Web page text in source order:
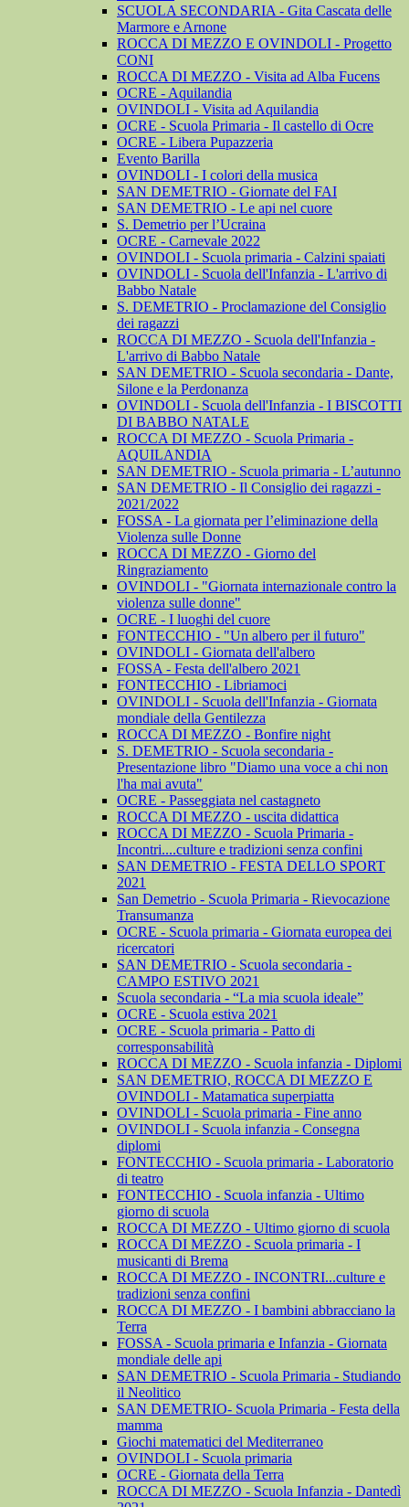
SCUOLA SECONDARIA - Gita Cascata delle
Marmore e Arnone
ROCCA DI MEZZO E OVINDOLI - Progetto
CONI
ROCCA DI MEZZO - Visita ad Alba Fucens
OCRE - Aquilandia
OVINDOLI - Visita ad Aquilandia
OCRE - Scuola Primaria - Il castello di Ocre
OCRE - Libera Pupazzeria
Evento Barilla
OVINDOLI - I colori della musica
SAN DEMETRIO - Giornate del FAI
SAN DEMETRIO - Le api nel cuore
S. Demetrio per l’Ucraina
OCRE - Carnevale 2022
OVINDOLI - Scuola primaria - Calzini spaiati
OVINDOLI - Scuola dell'Infanzia - L'arrivo di
Babbo Natale
S. DEMETRIO - Proclamazione del Consiglio
dei ragazzi
ROCCA DI MEZZO - Scuola dell'Infanzia -
L'arrivo di Babbo Natale
SAN DEMETRIO - Scuola secondaria - Dante,
Silone e la Perdonanza
OVINDOLI - Scuola dell'Infanzia - I BISCOTTI
DI BABBO NATALE
ROCCA DI MEZZO - Scuola Primaria -
AQUILANDIA
SAN DEMETRIO - Scuola primaria - L’autunno
SAN DEMETRIO - Il Consiglio dei ragazzi -
2021/2022
FOSSA - La giornata per l’eliminazione della
Violenza sulle Donne
ROCCA DI MEZZO - Giorno del
Ringraziamento
OVINDOLI - "Giornata internazionale contro la
violenza sulle donne"
OCRE - I luoghi del cuore
FONTECCHIO - "Un albero per il futuro"
OVINDOLI - Giornata dell'albero
FOSSA - Festa dell'albero 2021
FONTECCHIO - Libriamoci
OVINDOLI - Scuola dell'Infanzia - Giornata
mondiale della Gentilezza
ROCCA DI MEZZO - Bonfire night
S. DEMETRIO - Scuola secondaria -
Presentazione libro "Diamo una voce a chi non
l'ha mai avuta"
OCRE - Passeggiata nel castagneto
ROCCA DI MEZZO - uscita didattica
ROCCA DI MEZZO - Scuola Primaria -
Incontri....culture e tradizioni senza confini
SAN DEMETRIO - FESTA DELLO SPORT
2021
San Demetrio - Scuola Primaria - Rievocazione
Transumanza
OCRE - Scuola primaria - Giornata europea dei
ricercatori
SAN DEMETRIO - Scuola secondaria -
CAMPO ESTIVO 2021
Scuola secondaria - “La mia scuola ideale”
OCRE - Scuola estiva 2021
OCRE - Scuola primaria - Patto di
corresponsabilità
ROCCA DI MEZZO - Scuola infanzia - Diplomi
SAN DEMETRIO, ROCCA DI MEZZO E
OVINDOLI - Matamatica superpiatta
OVINDOLI - Scuola primaria - Fine anno
OVINDOLI - Scuola infanzia - Consegna
diplomi
FONTECCHIO - Scuola primaria - Laboratorio
di teatro
FONTECCHIO - Scuola infanzia - Ultimo
giorno di scuola
ROCCA DI MEZZO - Ultimo giorno di scuola
ROCCA DI MEZZO - Scuola primaria - I
musicanti di Brema
ROCCA DI MEZZO - INCONTRI...culture e
tradizioni senza confini
ROCCA DI MEZZO - I bambini abbracciano la
Terra
FOSSA - Scuola primaria e Infanzia - Giornata
mondiale delle api
SAN DEMETRIO - Scuola Primaria - Studiando
il Neolitico
SAN DEMETRIO- Scuola Primaria - Festa della
mamma
Giochi matematici del Mediterraneo
OVINDOLI - Scuola primaria
OCRE - Giornata della Terra
ROCCA DI MEZZO - Scuola Infanzia - Dantedì